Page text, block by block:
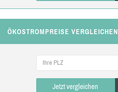
ÖKOSTROMPREISE VERGLEICHEN
Jetzt vergleichen